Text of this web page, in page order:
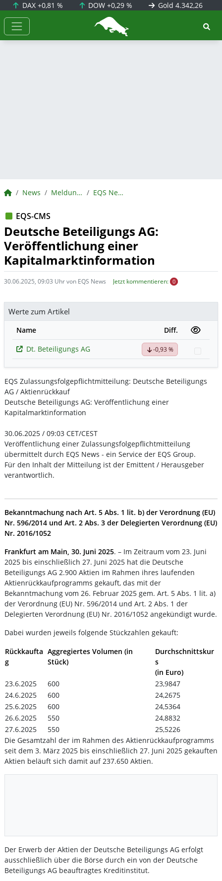
DAX +0,81 % DOW+0,29 % Gold 4.342,26
BörsenNEWS.de
BörsenNEWS.de
News Meldungen EQS News
EQS-CMS
Deutsche Beteiligungs AG:
Veröffentlichung einer
Kapitalmarktinformation
30.06.2025, 09:03 Uhr von EQS News Jetzt kommentieren: 0
Werte zum Artikel
Name
Diff.
Dt. Beteiligungs AG
-0,93 %
EQS Zulassungsfolgepflichtmitteilung: Deutsche Beteiligungs
AG / Aktienrückkauf
Deutsche Beteiligungs AG: Veröffentlichung einer
Kapitalmarktinformation
30.06.2025 / 09:03 CET/CEST
Veröffentlichung einer Zulassungsfolgepflichtmitteilung
übermittelt durch EQS News - ein Service der EQS Group.
Für den Inhalt der Mitteilung ist der Emittent / Herausgeber
verantwortlich.
Bekanntmachung nach Art. 5 Abs. 1 lit. b) der Verordnung (EU)
Nr. 596/2014 und Art. 2 Abs. 3 der Delegierten Verordnung (EU)
Nr. 2016/1052
Frankfurt am Main, 30. Juni 2025. – Im Zeitraum vom 23. Juni
2025 bis einschließlich 27. Juni 2025 hat die Deutsche
Beteiligungs AG 2.900 Aktien im Rahmen ihres laufenden
Aktienrückkaufprogramms gekauft, das mit der
Bekanntmachung vom 26. Februar 2025 gem. Art. 5 Abs. 1 lit. a)
der Verordnung (EU) Nr. 596/2014 und Art. 2 Abs. 1 der
Delegierten Verordnung (EU) Nr. 2016/1052 angekündigt wurde.
Dabei wurden jeweils folgende Stückzahlen gekauft:
Rückkaufta
g
Aggregiertes Volumen (in
Stück)
Durchschnittskur
s
(in Euro)
23.6.2025
600
23,9847
24.6.2025
600
24,2675
25.6.2025
600
24,5364
26.6.2025
550
24,8832
27.6.2025
550
25,5226
Die Gesamtzahl der im Rahmen des Aktienrückkaufprogramms
seit dem 3. März 2025 bis einschließlich 27. Juni 2025 gekauften
Aktien beläuft sich damit auf 237.650 Aktien.
Der Erwerb der Aktien der Deutsche Beteiligungs AG erfolgt
ausschließlich über die Börse durch ein von der Deutsche
Beteiligungs AG beauftragtes Kreditinstitut.